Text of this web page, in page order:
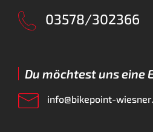
03578/302366
Du möchtest uns eine
info@bikepoint-